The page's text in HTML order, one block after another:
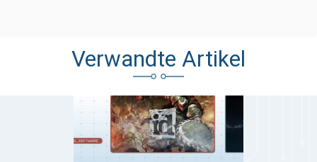
Verwandte Artikel